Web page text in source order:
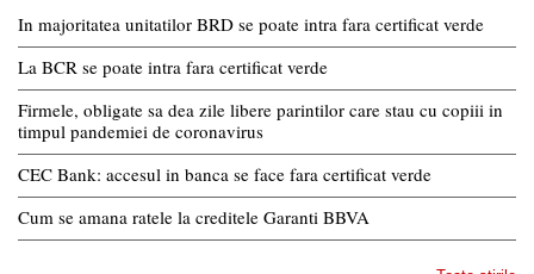
In majoritatea unitatilor BRD se poate intra fara certificat verde
La BCR se poate intra fara certificat verde
Firmele, obligate sa dea zile libere parintilor care stau cu copiii in
timpul pandemiei de coronavirus
CEC Bank: accesul in banca se face fara certificat verde
Cum se amana ratele la creditele Garanti BBVA